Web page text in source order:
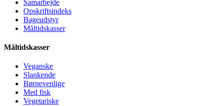
Samarbejde
Opskriftsindeks
Bageudstyr
Måltidskasser
Måltidskasser
Veganske
Slankende
Børnevenlige
Med fisk
Vegetariske